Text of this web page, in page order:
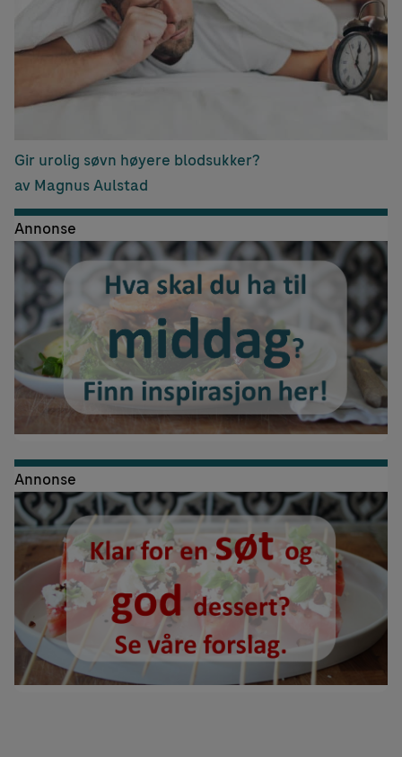
Gir urolig søvn høyere blodsukker?
av Magnus Aulstad
Annonse
Annonse